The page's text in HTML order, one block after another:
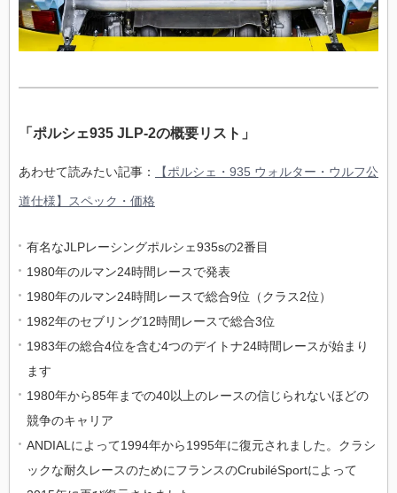
「ポルシェ935 JLP-2の概要リスト」
あわせて読みたい記事： 【ポルシェ・935 ウォルター・ウルフ公
道仕様】スペック・価格
有名なJLPレーシングポルシェ935sの2番目
1980年のルマン24時間レースで発表
1980年のルマン24時間レースで総合9位（クラス2位）
1982年のセブリング12時間レースで総合3位
1983年の総合4位を含む4つのデイトナ24時間レースが始まり
ます
1980年から85年までの40以上のレースの信じられないほどの
競争のキャリア
ANDIALによって1994年から1995年に復元されました。クラシ
ックな耐久レースのためにフランスのCrubiléSportによって